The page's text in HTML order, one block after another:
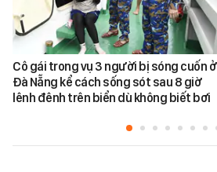
Cô gái trong vụ 3 người bị sóng cuốn ở
Đà Nẵng kể cách sống sót sau 8 giờ
lênh đênh trên biển dù không biết bơi